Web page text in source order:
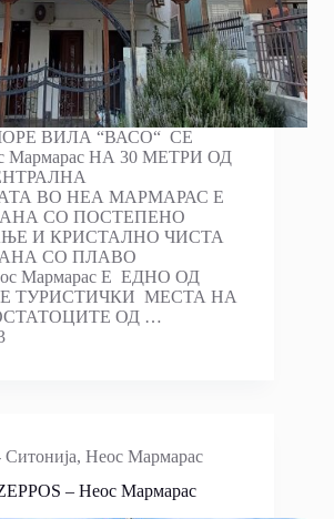
ВИЛА “ВАСО“ СЕ
НА 30 МЕТРИ ОД
ВО НЕА МАРМАРАС Е
СО ПОСТЕПЕНО
И КРИСТАЛНО ЧИСТА
СО ПЛАВО
Мармарас Е ЕДНО ОД
ТУРИСТИЧКИ МЕСТА НА
ОД …
, Неос Мармарас
– Неос Мармарас